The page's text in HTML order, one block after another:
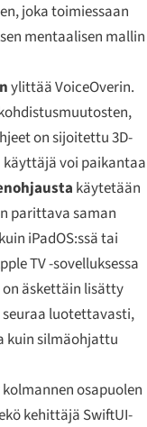
joka toimiessaan
mentaalisen mallin
ylittää VoiceOverin.
on sijoitettu 3D-
voi paikantaa
käytetään
parittava saman
iPadOS:ssä tai
TV -sovelluksessa
on äskettäin lisätty
luotettavasti,
kuin silmäohjattu
osapuolen
kehittäjä SwiftUI-